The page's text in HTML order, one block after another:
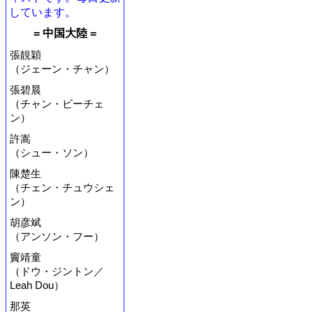
しています。
= 中国大陸 =
張靚穎
（ジェーン・チャン）
張碧晨
（チャン・ビーチェ
ン）
許嵩
（シュー・ソン）
陳楚生
（チェン・チュウシェ
ン）
胡彦斌
（アンソン・フー）
竇靖童
（ドウ・ジントン／
Leah Dou）
那英